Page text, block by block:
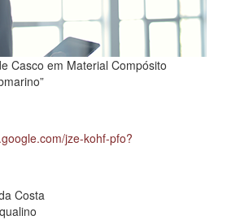
Casco em Material Compósito
jze-kohf-pfo?
Costa